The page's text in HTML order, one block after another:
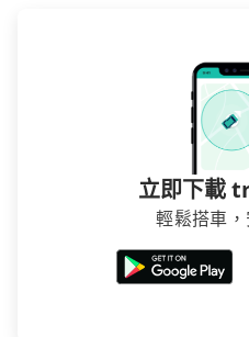
立即下載
輕鬆搭車，